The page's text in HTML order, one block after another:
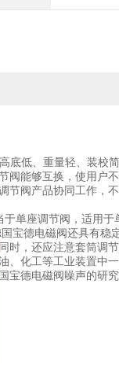
底低、重量轻、装校
能够互换，使用户
节阀产品协同工作，
单座调节阀，适用
宝德电磁阀还具有稳
时，还应注意套筒调
化工等工业装置中
宝德电磁阀噪声的研